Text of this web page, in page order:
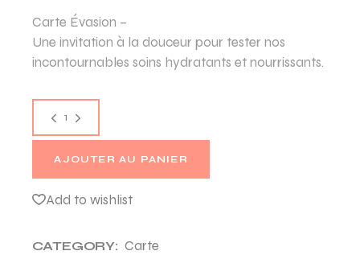
Carte Évasion –
Une invitation à la douceur pour tester nos
incontournables soins hydratants et nourrissants.
Carte Évasion quantity
AJOUTER AU PANIER
Add to wishlist
CATEGORY: Carte